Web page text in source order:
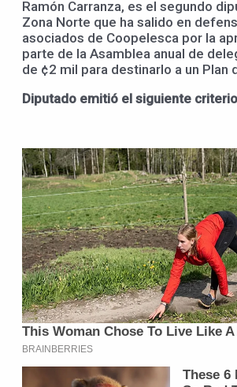
Ramón Carranza, es el segundo
Zona Norte que ha salido en
asociados de Coopelesca por la
parte de la Asamblea anual de
de ¢2 mil para destinarlo a un Plan
Diputado emitió el siguiente